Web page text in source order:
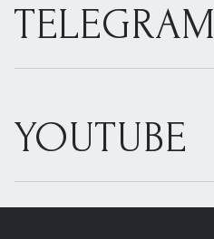
TELEGRAM
YOUTUBE